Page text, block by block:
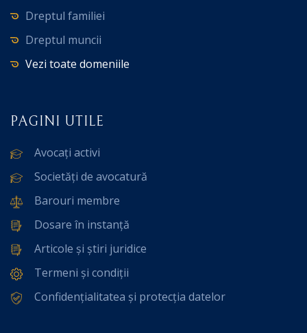
Dreptul familiei
Dreptul muncii
Vezi toate domeniile
PAGINI UTILE
Avocați activi
Societăți de avocatură
Barouri membre
Dosare în instanță
Articole și știri juridice
Termeni și condiții
Confidențialitatea și protecția datelor